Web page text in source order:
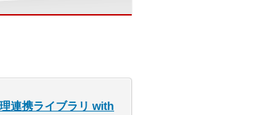
連携ライブラリ with